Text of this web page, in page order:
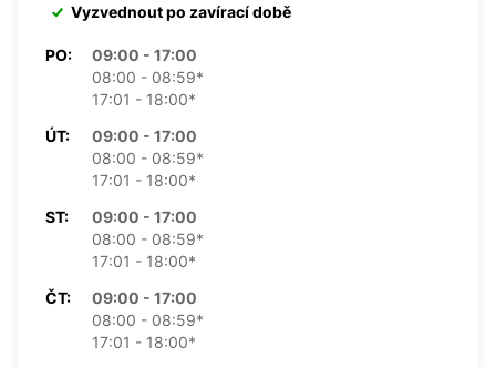
Vyzvednout po zavírací době
PO:
09:00 - 17:00
08:00 - 08:59*
17:01 - 18:00*
ÚT:
09:00 - 17:00
08:00 - 08:59*
17:01 - 18:00*
ST:
09:00 - 17:00
08:00 - 08:59*
17:01 - 18:00*
ČT:
09:00 - 17:00
08:00 - 08:59*
17:01 - 18:00*